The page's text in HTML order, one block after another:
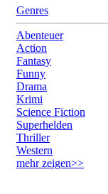
Genres
Abenteuer
Action
Fantasy
Funny
Drama
Krimi
Science Fiction
Superhelden
Thriller
Western
mehr zeigen>>